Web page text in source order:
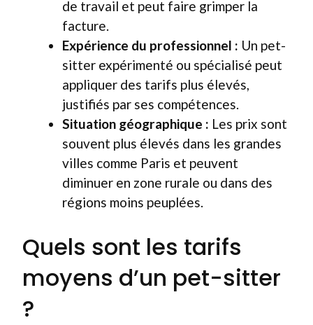
de travail et peut faire grimper la
facture.
Expérience du professionnel : Un pet-
sitter expérimenté ou spécialisé peut
appliquer des tarifs plus élevés,
justifiés par ses compétences.
Situation géographique : Les prix sont
souvent plus élevés dans les grandes
villes comme Paris et peuvent
diminuer en zone rurale ou dans des
régions moins peuplées.
Quels sont les tarifs
moyens d’un pet-sitter
?